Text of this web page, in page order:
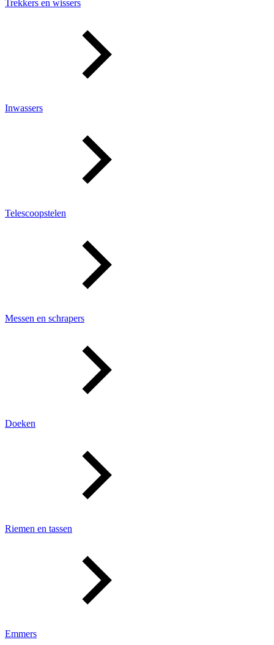
Trekkers en wissers
Inwassers
Telescoopstelen
Messen en schrapers
Doeken
Riemen en tassen
Emmers